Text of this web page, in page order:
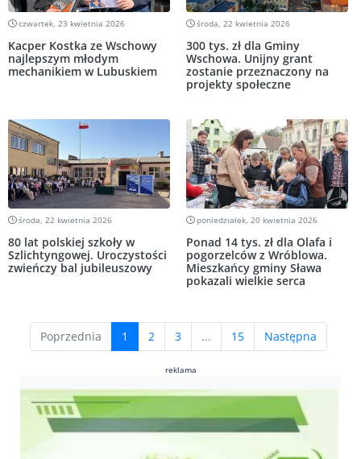
czwartek, 23 kwietnia 2026
Kacper Kostka ze Wschowy
najlepszym młodym
mechanikiem w Lubuskiem
środa, 22 kwietnia 2026
300 tys. zł dla Gminy
Wschowa. Unijny grant
zostanie przeznaczony na
projekty społeczne
środa, 22 kwietnia 2026
80 lat polskiej szkoły w
Szlichtyngowej. Uroczystości
zwieńczy bal jubileuszowy
poniedziałek, 20 kwietnia 2026
Ponad 14 tys. zł dla Olafa i
pogorzelców z Wróblowa.
Mieszkańcy gminy Sława
pokazali wielkie serca
Poprzednia 1 (current)
2 3 ... 15 Następna
reklama